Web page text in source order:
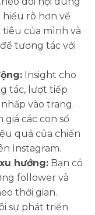
rõ hơn về
của mình và
tương tác với
Insight cho
tác, lượt tiếp
vào trang.
giá các con số
quả của chiến
Instagram.
hướng: Bạn có
follower và
thời gian.
sự phát triển